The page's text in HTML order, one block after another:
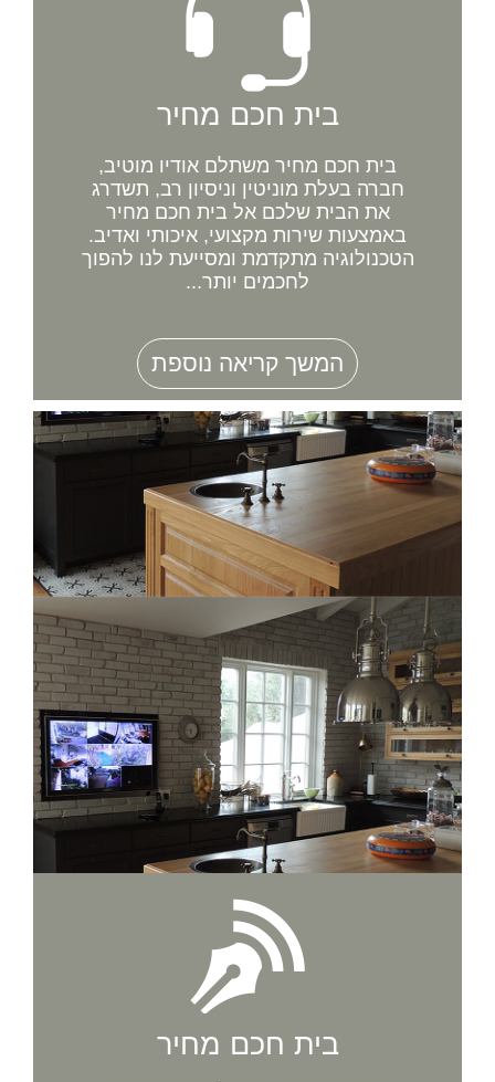
בית חכם מחיר
בית חכם מחיר משתלם אודיו מוטיב,
חברה בעלת מוניטין וניסיון רב, תשדרג
את הבית שלכם אל בית חכם מחיר
באמצעות שירות מקצועי, איכותי ואדיב.
הטכנולוגיה מתקדמת ומסייעת לנו להפוך
לחכמים יותר...
המשך קריאה נוספת
בית חכם מחיר